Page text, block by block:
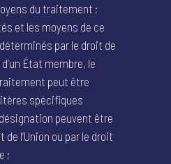
du traitement ;
et les moyens de ce
par le droit de
État membre, le
peut être
spécifiques
peuvent être
de l’Union ou par le droit
;